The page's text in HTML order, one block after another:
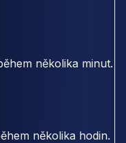
několika minut.
několika hodin.